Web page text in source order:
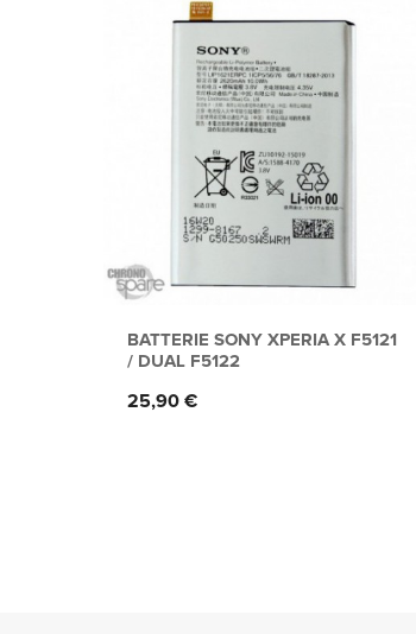
BATTERIE SONY XPERIA X F5121
/ DUAL F5122
Prix
25,90 €